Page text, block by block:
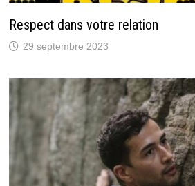
Respect dans votre relation
29 septembre 2023